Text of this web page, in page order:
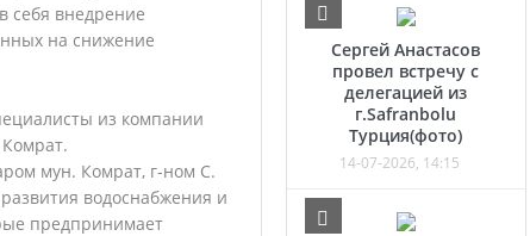
себя внедрение
на снижение
из компании
мун. Комрат, г-ном С.
водоснабжения и
предпринимает
Сергей Анастасов
провел встречу с
делегацией из
г.Safranbolu
Турция(фото)
14-07-2026, 14:15